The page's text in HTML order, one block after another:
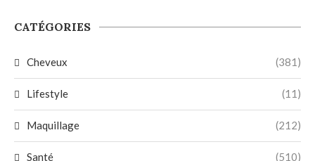
CATÉGORIES
Cheveux (381)
Lifestyle (11)
Maquillage (212)
Santé (510)